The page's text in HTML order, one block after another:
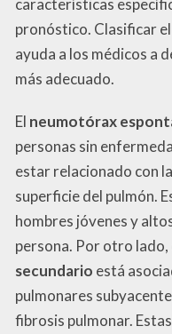
características
pronóstico. Clasificar
ayuda a los médicos a
más adecuado.
El neumotórax
personas sin
estar relacionado con
superficie del pulmón.
hombres jóvenes y
persona. Por otro lado,
secundario está
pulmonares
fibrosis pulmonar.